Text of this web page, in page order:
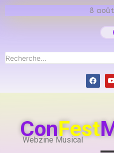
8
ConFest
Webzine Musical